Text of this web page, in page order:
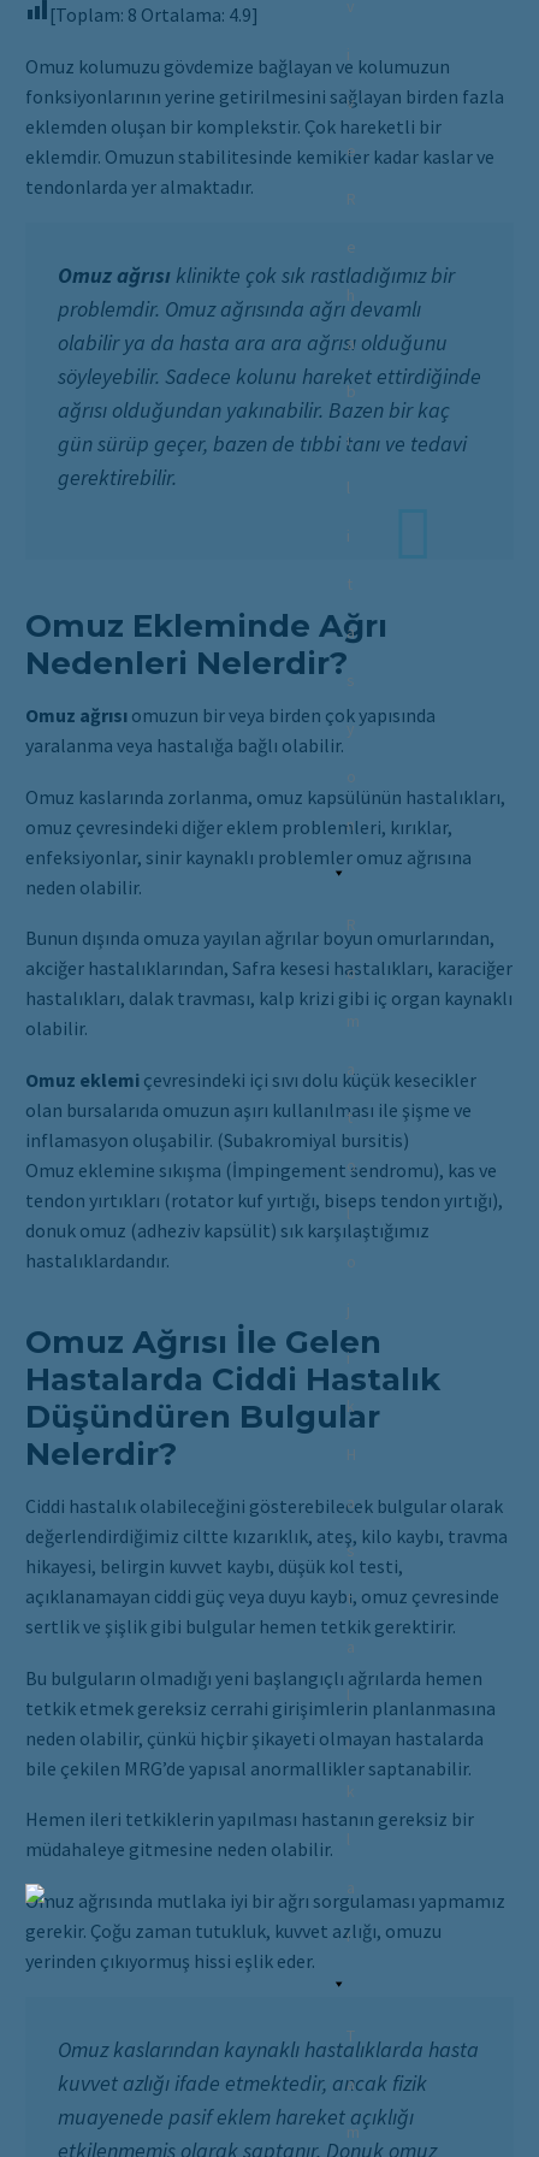
v
i
v
e
R
e
h
a
b
i
l
i
t
a
s
y
o
n
R
o
m
a
t
o
l
o
j
i
k
H
a
s
t
a
l
ı
k
l
a
r
T
a
m
[Toplam: 8 Ortalama: 4.9]
Omuz kolumuzu gövdemize bağlayan ve kolumuzun
fonksiyonlarının yerine getirilmesini sağlayan birden fazla
eklemden oluşan bir komplekstir. Çok hareketli bir
eklemdir. Omuzun stabilitesinde kemikler kadar kaslar ve
tendonlarda yer almaktadır.
Omuz ağrısı klinikte çok sık rastladığımız bir
problemdir. Omuz ağrısında ağrı devamlı
olabilir ya da hasta ara ara ağrısı olduğunu
söyleyebilir. Sadece kolunu hareket ettirdiğinde
ağrısı olduğundan yakınabilir. Bazen bir kaç
gün sürüp geçer, bazen de tıbbi tanı ve tedavi
gerektirebilir.
Omuz Ekleminde Ağrı
Nedenleri Nelerdir?
Omuz ağrısı omuzun bir veya birden çok yapısında
yaralanma veya hastalığa bağlı olabilir.
Omuz kaslarında zorlanma, omuz kapsülünün hastalıkları,
omuz çevresindeki diğer eklem problemleri, kırıklar,
enfeksiyonlar, sinir kaynaklı problemler omuz ağrısına
neden olabilir.
Bunun dışında omuza yayılan ağrılar boyun omurlarından,
akciğer hastalıklarından, Safra kesesi hastalıkları, karaciğer
hastalıkları, dalak travması, kalp krizi gibi iç organ kaynaklı
olabilir.
Omuz eklemi çevresindeki içi sıvı dolu küçük kesecikler
olan bursalarıda omuzun aşırı kullanılması ile şişme ve
inflamasyon oluşabilir. (Subakromiyal bursitis)
Omuz eklemine sıkışma (İmpingement sendromu), kas ve
tendon yırtıkları (rotator kuf yırtığı, biseps tendon yırtığı),
donuk omuz (adheziv kapsülit) sık karşılaştığımız
hastalıklardandır.
Omuz Ağrısı İle Gelen
Hastalarda Ciddi Hastalık
Düşündüren Bulgular
Nelerdir?
Ciddi hastalık olabileceğini gösterebilecek bulgular olarak
değerlendirdiğimiz ciltte kızarıklık, ateş, kilo kaybı, travma
hikayesi, belirgin kuvvet kaybı, düşük kol testi,
açıklanamayan ciddi güç veya duyu kaybı, omuz çevresinde
sertlik ve şişlik gibi bulgular hemen tetkik gerektirir.
Bu bulguların olmadığı yeni başlangıçlı ağrılarda hemen
tetkik etmek gereksiz cerrahi girişimlerin planlanmasına
neden olabilir, çünkü hiçbir şikayeti olmayan hastalarda
bile çekilen MRG’de yapısal anormallikler saptanabilir.
Hemen ileri tetkiklerin yapılması hastanın gereksiz bir
müdahaleye gitmesine neden olabilir.
Omuz ağrısında mutlaka iyi bir ağrı sorgulaması yapmamız
gerekir. Çoğu zaman tutukluk, kuvvet azlığı, omuzu
yerinden çıkıyormuş hissi eşlik eder.
Omuz kaslarından kaynaklı hastalıklarda hasta
kuvvet azlığı ifade etmektedir, ancak fizik
muayenede pasif eklem hareket açıklığı
etkilenmemiş olarak saptanır. Donuk omuz